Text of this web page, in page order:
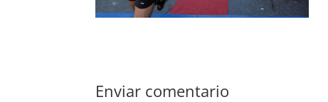
Enviar comentario